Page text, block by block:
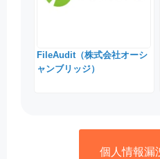
FileAudit（株式会社オーシ
ャンブリッジ）
個人情報漏